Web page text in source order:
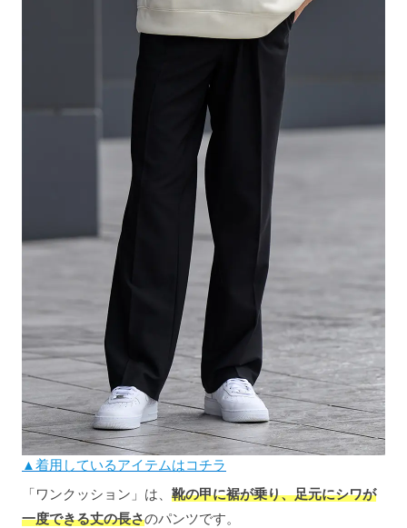
▲着用しているアイテムはコチラ
「ワンクッション」は、 靴の甲に裾が乗り、足元にシワが
一度できる丈の長さのパンツです。